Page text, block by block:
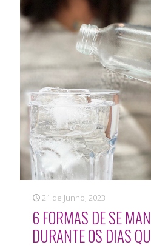
21 de Junho, 2023
6 FORMAS DE SE
DURANTE OS DIAS